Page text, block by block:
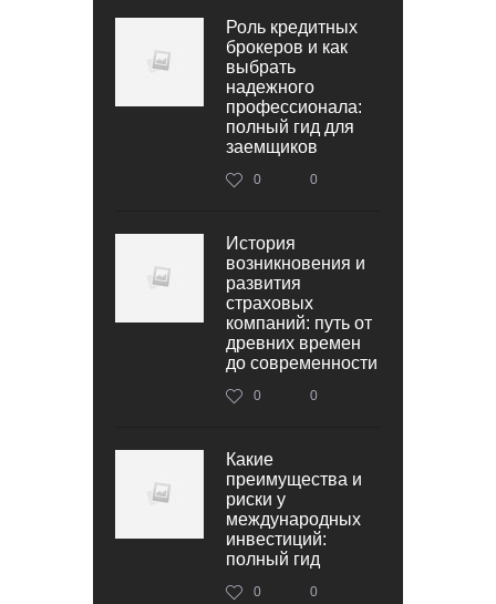
Роль кредитных
брокеров и как
выбрать
надежного
профессионала:
полный гид для
заемщиков
0 0
История
возникновения и
развития
страховых
компаний: путь от
древних времен
до современности
0 0
Какие
преимущества и
риски у
международных
инвестиций:
полный гид
0 0